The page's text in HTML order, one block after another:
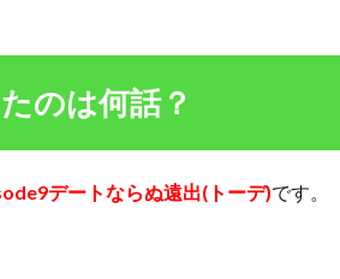
のは何話？
デートならぬ遠出(トーデ)です。